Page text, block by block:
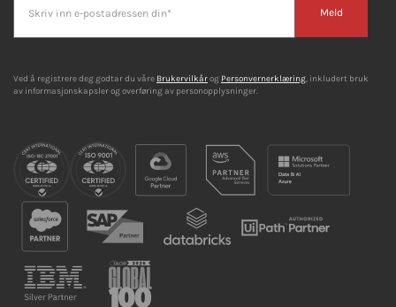
Meld
Ved å registrere deg godtar du våre Brukervilkårog Personvernerklæring, inkludert bruk
av informasjonskapsler og overføring av personopplysninger.